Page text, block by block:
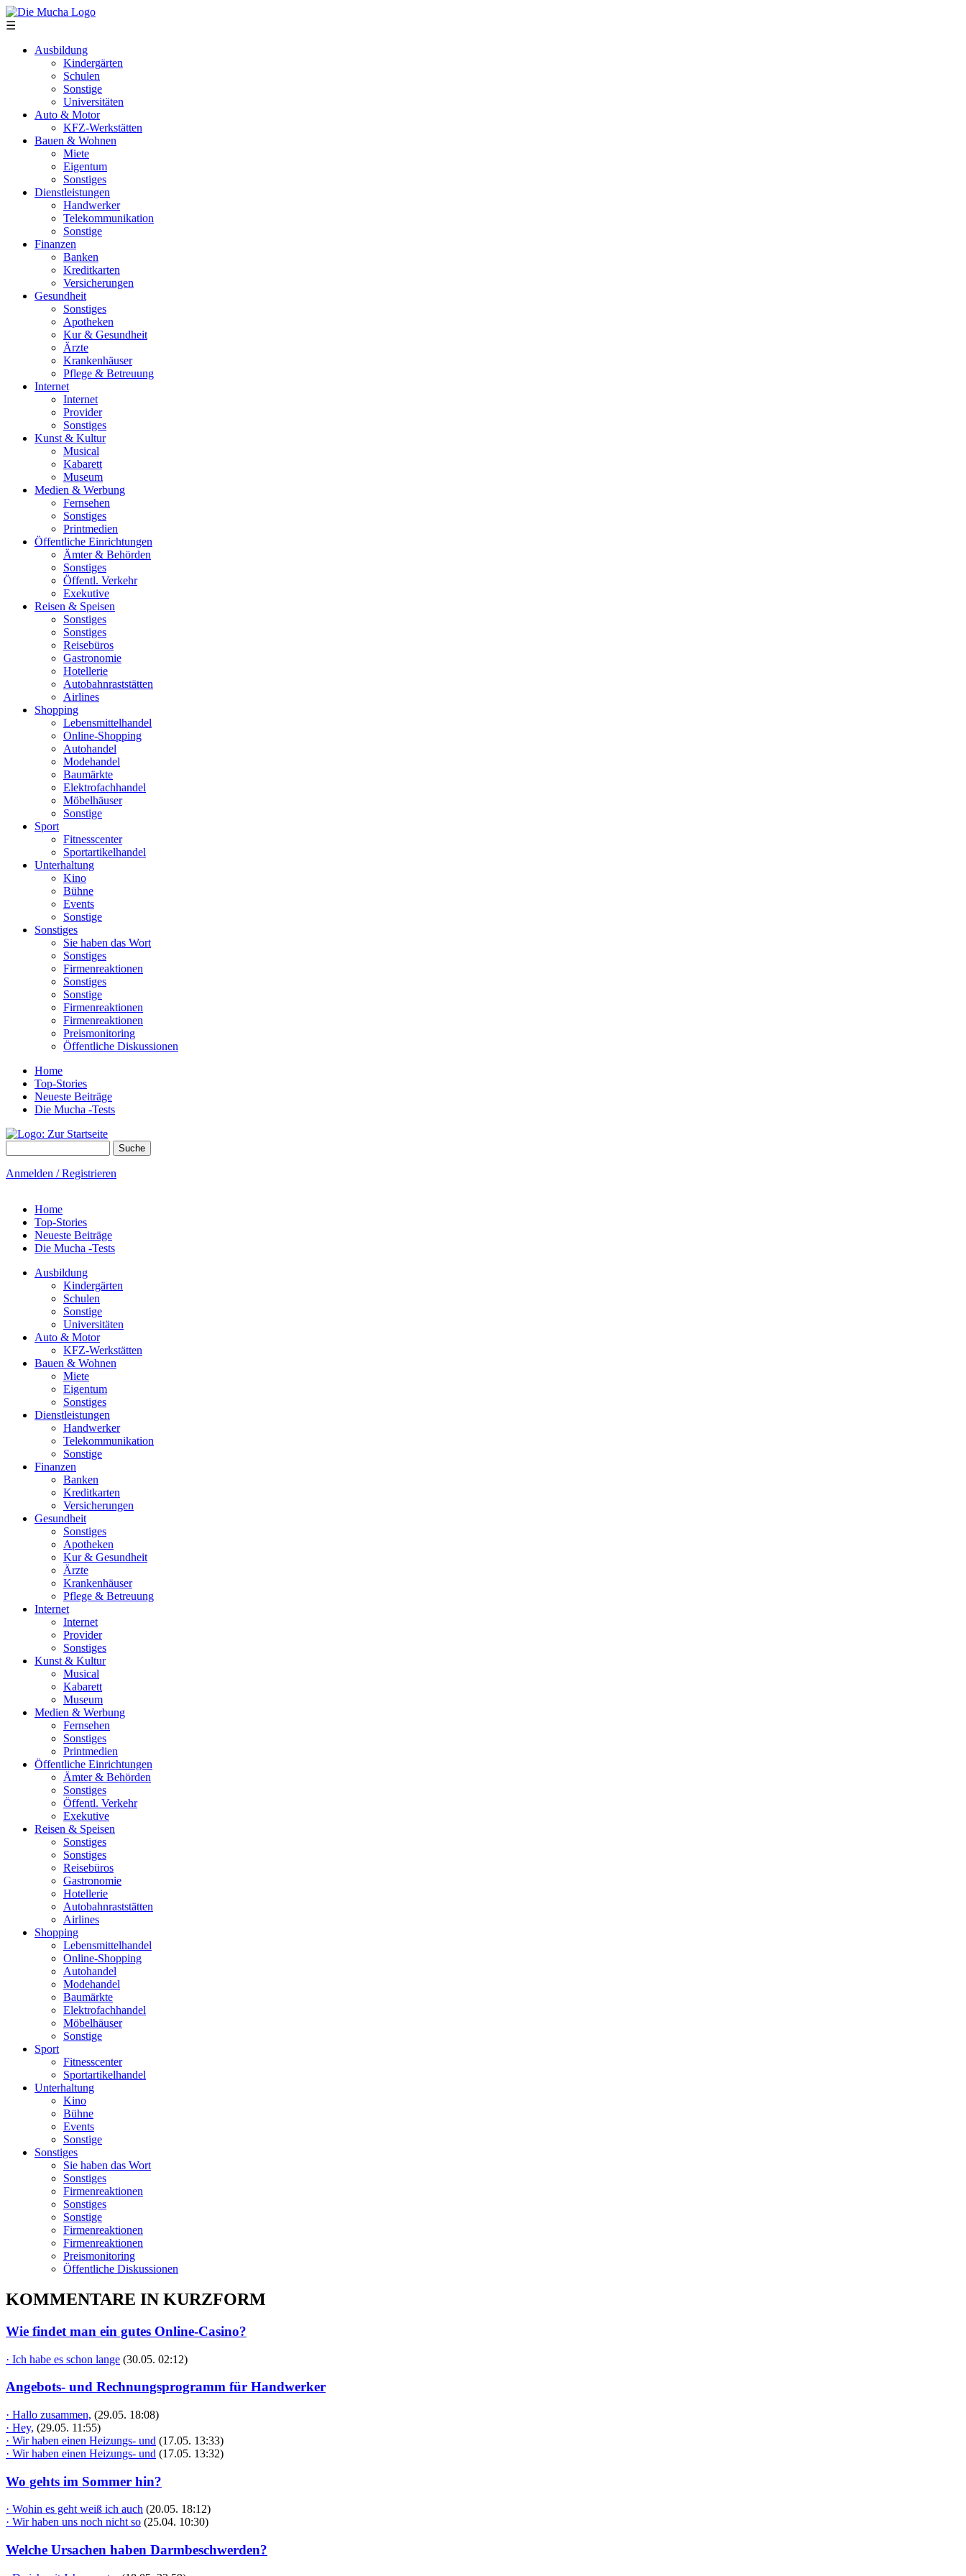
Direkt zum Inhalt
☰
Ausbildung
Kindergärten
Schulen
Sonstige
Universitäten
Auto & Motor
KFZ-Werkstätten
Bauen & Wohnen
Miete
Eigentum
Sonstiges
Dienstleistungen
Handwerker
Telekommunikation
Sonstige
Finanzen
Banken
Kreditkarten
Versicherungen
Gesundheit
Sonstiges
Apotheken
Kur & Gesundheit
Ärzte
Krankenhäuser
Pflege & Betreuung
Internet
Internet
Provider
Sonstiges
Kunst & Kultur
Musical
Kabarett
Museum
Medien & Werbung
Fernsehen
Sonstiges
Printmedien
Öffentliche Einrichtungen
Ämter & Behörden
Sonstiges
Öffentl. Verkehr
Exekutive
Reisen & Speisen
Sonstiges
Sonstiges
Reisebüros
Gastronomie
Hotellerie
Autobahnraststätten
Airlines
Shopping
Lebensmittelhandel
Online-Shopping
Autohandel
Modehandel
Baumärkte
Elektrofachhandel
Möbelhäuser
Sonstige
Sport
Fitnesscenter
Sportartikelhandel
Unterhaltung
Kino
Bühne
Events
Sonstige
Sonstiges
Sie haben das Wort
Sonstiges
Firmenreaktionen
Sonstiges
Sonstige
Firmenreaktionen
Firmenreaktionen
Preismonitoring
Öffentliche Diskussionen
Home
Top-Stories
Neueste Beiträge
Die Mucha -Tests
Anmelden / Registrieren
Home
Top-Stories
Neueste Beiträge
Die Mucha -Tests
Ausbildung
Kindergärten
Schulen
Sonstige
Universitäten
Auto & Motor
KFZ-Werkstätten
Bauen & Wohnen
Miete
Eigentum
Sonstiges
Dienstleistungen
Handwerker
Telekommunikation
Sonstige
Finanzen
Banken
Kreditkarten
Versicherungen
Gesundheit
Sonstiges
Apotheken
Kur & Gesundheit
Ärzte
Krankenhäuser
Pflege & Betreuung
Internet
Internet
Provider
Sonstiges
Kunst & Kultur
Musical
Kabarett
Museum
Medien & Werbung
Fernsehen
Sonstiges
Printmedien
Öffentliche Einrichtungen
Ämter & Behörden
Sonstiges
Öffentl. Verkehr
Exekutive
Reisen & Speisen
Sonstiges
Sonstiges
Reisebüros
Gastronomie
Hotellerie
Autobahnraststätten
Airlines
Shopping
Lebensmittelhandel
Online-Shopping
Autohandel
Modehandel
Baumärkte
Elektrofachhandel
Möbelhäuser
Sonstige
Sport
Fitnesscenter
Sportartikelhandel
Unterhaltung
Kino
Bühne
Events
Sonstige
Sonstiges
Sie haben das Wort
Sonstiges
Firmenreaktionen
Sonstiges
Sonstige
Firmenreaktionen
Firmenreaktionen
Preismonitoring
Öffentliche Diskussionen
KOMMENTARE IN KURZFORM
Wie findet man ein gutes Online-Casino?
· Ich habe es schon lange (30.05. 02:12)
Angebots- und Rechnungsprogramm für Handwerker
· Hallo zusammen, (29.05. 18:08)
· Hey, (29.05. 11:55)
· Wir haben einen Heizungs- und (17.05. 13:33)
· Wir haben einen Heizungs- und (17.05. 13:32)
Wo gehts im Sommer hin?
· Wohin es geht weiß ich auch (20.05. 18:12)
· Wir haben uns noch nicht so (25.04. 10:30)
Welche Ursachen haben Darmbeschwerden?